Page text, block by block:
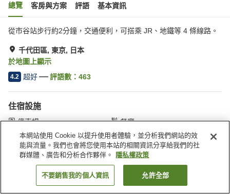
總覽 客房與方案 評語 基本資訊
從市谷站步行約2分鐘，交通便利，可搭乘 JR、地鐵等 4 條線路。
千代田區, 東京, 日本
於地圖上顯示
4.2 超好 評語數： 463
住宿設施
停車場
餐廳
休息室
咖啡廳
首頁 日本 東京 千代田區 市谷阿爾卡迪亞飯店
找客房
本網站使用 Cookie 以提升使用者體驗，並分析我們網站的效
能與流量。我們也會將您使用本站的相關資訊分享給我們的社
群媒體、廣告和分析合作夥伴。
隱私權政策
不要銷售我的個人資訊 允許全部